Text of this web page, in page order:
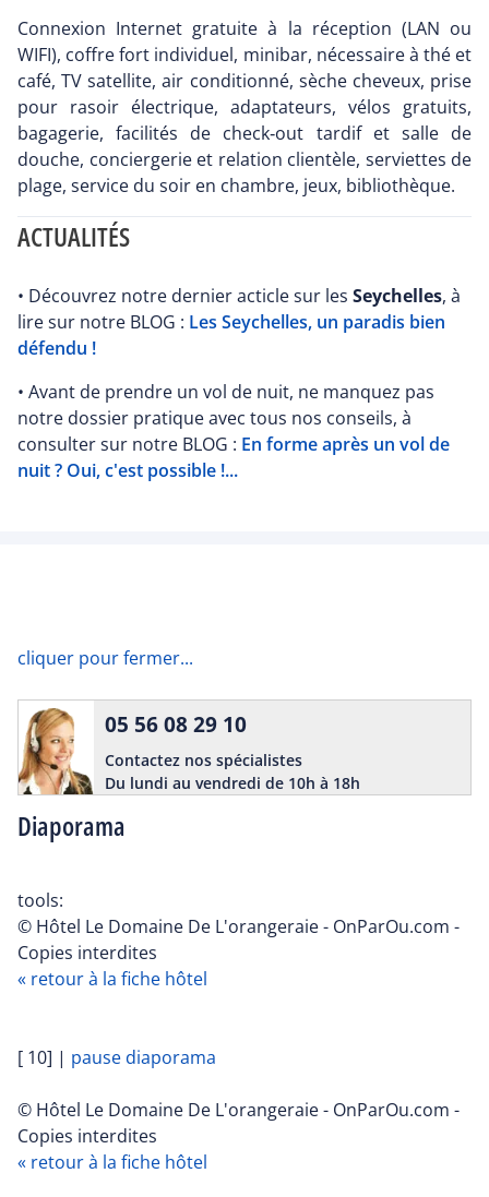
Connexion Internet gratuite à la réception (LAN ou
WIFI), coffre fort individuel, minibar, nécessaire à thé et
café, TV satellite, air conditionné, sèche cheveux, prise
pour rasoir électrique, adaptateurs, vélos gratuits,
bagagerie, facilités de check‐out tardif et salle de
douche, conciergerie et relation clientèle, serviettes de
plage, service du soir en chambre, jeux, bibliothèque.
ACTUALITÉS
• Découvrez notre dernier acticle sur les Seychelles, à
lire sur notre BLOG : Les Seychelles, un paradis bien
défendu !
• Avant de prendre un vol de nuit, ne manquez pas
notre dossier pratique avec tous nos conseils, à
consulter sur notre BLOG : En forme après un vol de
nuit ? Oui, c'est possible !...
cliquer pour fermer...
Diaporama
05 56 08 29 10
Contactez nos spécialistes
Du lundi au vendredi de 10h à 18h
tools:
© Hôtel Le Domaine De L'orangeraie - OnParOu.com -
Copies interdites
« retour à la fiche hôtel
[ 10] | pause diaporama
© Hôtel Le Domaine De L'orangeraie - OnParOu.com -
Copies interdites
« retour à la fiche hôtel